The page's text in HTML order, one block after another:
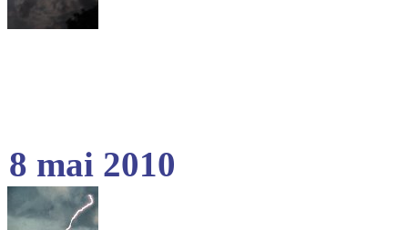
8 mai 2010